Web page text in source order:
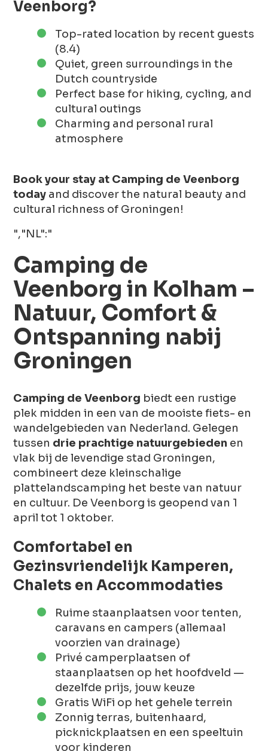
Veenborg?
Top-rated location by recent guests
(8.4)
Quiet, green surroundings in the
Dutch countryside
Perfect base for hiking, cycling, and
cultural outings
Charming and personal rural
atmosphere
Book your stay at Camping de Veenborg
today and discover the natural beauty and
cultural richness of Groningen!
","NL":"
Camping de
Veenborg in Kolham –
Natuur, Comfort &
Ontspanning nabij
Groningen
Camping de Veenborg biedt een rustige
plek midden in een van de mooiste fiets- en
wandelgebieden van Nederland. Gelegen
tussen drie prachtige natuurgebieden en
vlak bij de levendige stad Groningen,
combineert deze kleinschalige
plattelandscamping het beste van natuur
en cultuur. De Veenborg is geopend van 1
april tot 1 oktober.
Comfortabel en
Gezinsvriendelijk Kamperen,
Chalets en Accommodaties
Ruime staanplaatsen voor tenten,
caravans en campers (allemaal
voorzien van drainage)
Privé camperplaatsen of
staanplaatsen op het hoofdveld —
dezelfde prijs, jouw keuze
Gratis WiFi op het gehele terrein
Zonnig terras, buitenhaard,
picknickplaatsen en een speeltuin
voor kinderen